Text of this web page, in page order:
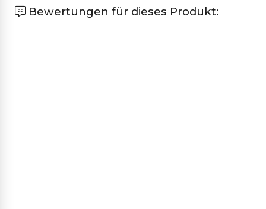
Bewertungen für dieses Produkt: